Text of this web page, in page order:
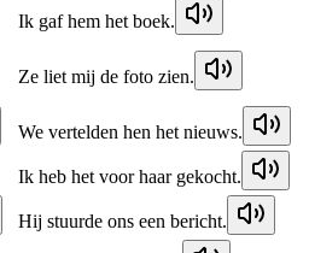
Ik gaf hem het boek.
Ze liet mij de foto zien.
We vertelden hen het nieuws.
Ik heb het voor haar gekocht.
Hij stuurde ons een bericht.